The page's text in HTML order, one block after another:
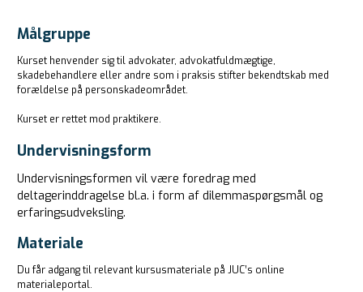
Målgruppe
Kurset henvender sig til advokater, advokatfuldmægtige,
skadebehandlere eller andre som i praksis stifter bekendtskab med
forældelse på personskadeområdet.
Kurset er rettet mod praktikere.
Undervisningsform
Undervisningsformen vil være foredrag med
deltagerinddragelse bl.a. i form af dilemmaspørgsmål og
erfaringsudveksling.
Materiale
Du får adgang til relevant kursusmateriale på JUC’s online
materialeportal.